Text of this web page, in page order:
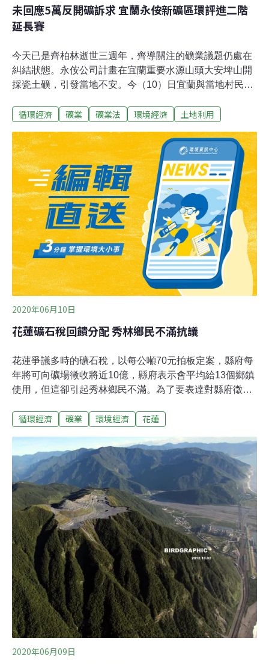
未回應5萬反開礦訴求 宜蘭永侒新礦區環評進二階
延長賽
今天已是齊柏林逝世三週年，齊導關注的礦業議題仍處在
糾結狀態。永侒公司計畫在宜蘭重要水源山頭大安埤山開
採瓷土礦，引發當地不安。今（10）日宜蘭與當地村民近
行動劇，高喊「永侒滾開！」「保護宜蘭水源！」環保署
案，不要進入耗時更長的二階審查，讓地方分裂、開發噩
夢持續。不過，大會經一番激辯後，認為缺乏足夠資料直
接駁回該案，最後仍裁定進入二階環評、讓永侒補充完整
資料後再重新審查。一早就出發，等到六點結果出爐才回
宜蘭的群眾表達強烈失望。想到之後二階環評的漫漫長
路，一位高齡80幾的阿嬤沮喪地說，「我心肝真甘苦。」
永侒遭環評現場居民打臉 「簡易自來水」也是山裡的
水 永侒1980年起在宜蘭縣員山鄉開發瓷土礦，停礦多
年，原礦區礦權即將到期，計畫在員山鄉中華村與內城村
申請新礦區，引發地方強烈反彈。之後，開發單位承
循環經濟 礦業 礦業法 環境經濟 土地利用
2020年06月10日
花蓮礦石稅回饋分配 秀林鄉民不滿抗議
花蓮爭議多時的礦石稅，以每公噸70元拍板定案，縣府每
年將可向礦場徵收將近10億，縣府表示會平均給13個鄉鎮
使用，但這卻引起秀林鄉民不滿。為了要表達對縣府徵收
會拉起白布條抗議，大家憤恨不平的表示，憑什麼礦在他
調這些錢都必須統收統支，再平均發放給所有鄉鎮市做地
方建設還有公益。對於縣長的回應鄉民無法接受，要求縣
府必須將徵收的礦石稅至少一半還給秀林鄉。秀林鄉民強
調，礦區影響族人生活以及健康，但縣府礦石稅平均一年
只有撥給鄉公所5%，大約是3000萬元，如果縣府不修正
回饋金比例，不排除發動更大規模抗議。
循環經濟 礦業 環境經濟 花蓮
2020年06月09日